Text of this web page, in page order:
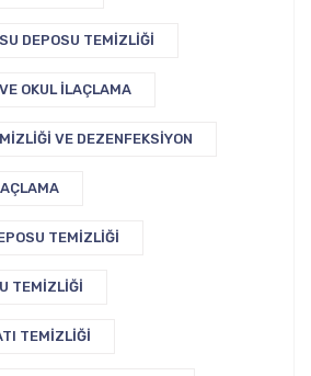
DEPOSU TEMIZLIĞI
OKUL İLAÇLAMA
VE DEZENFEKSIYON
TEMIZLIĞI
TEMIZLIĞI
TEMIZLIĞI